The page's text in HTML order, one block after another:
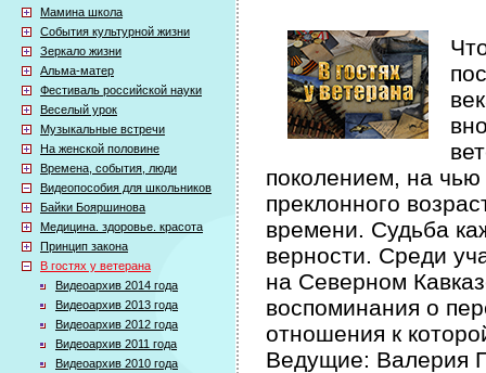
Мамина школа
События культурной жизни
Зеркало жизни
Альма-матер
Фестиваль российской науки
Веселый урок
Музыкальные встречи
На женской половине
Времена, события, люди
Видеопособия для школьников
Байки Бояршинова
Медицина. здоровье. красота
Принцип закона
В гостях у ветерана
Видеоархив 2014 года
Видеоархив 2013 года
Видеоархив 2012 года
Видеоархив 2011 года
Видеоархив 2010 года
поколением, на
преклонного
времени. Судьба
верности. Среди
на Северном
воспоминания о
отношения к
Ведущие: Валерия